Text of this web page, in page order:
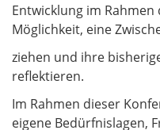
Entwicklung im
Möglichkeit, eine
ziehen und ihre
reflektieren.
Im Rahmen dieser
eigene Bedürfnislagen,